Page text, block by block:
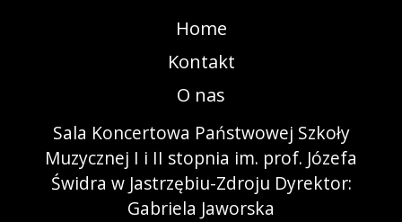
Home
Kontakt
O nas
Sala Koncertowa Państwowej Szkoły
Muzycznej I i II stopnia im. prof. Józefa
Świdra w Jastrzębiu-Zdroju Dyrektor:
Gabriela Jaworska